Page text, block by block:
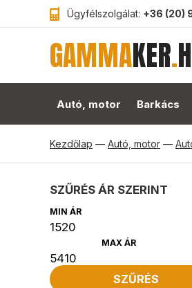
Ügyfélszolgálat: +36 (20)
GAMMAKER.
Autó, motor Barkács
Kezdőlap — Autó, motor —
SZŰRÉS ÁR SZERINT
MIN ÁR
MAX ÁR
SZŰRÉS